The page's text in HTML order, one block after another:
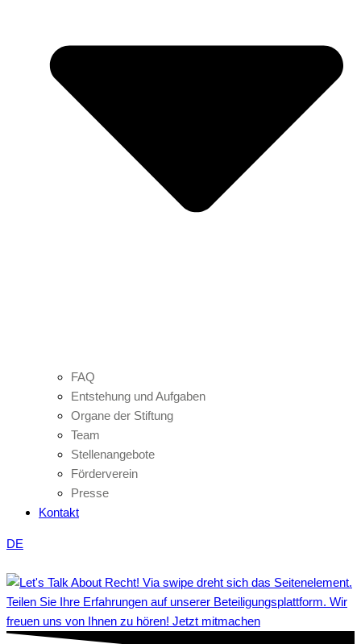
FAQ
Entstehung und Aufgaben
Organe der Stiftung
Team
Stellenangebote
Förderverein
Presse
Kontakt
DE
Teilen Sie Ihre Erfahrungen auf unserer Beteiligungsplattform. Wir
freuen uns von Ihnen zu hören! Jetzt mitmachen